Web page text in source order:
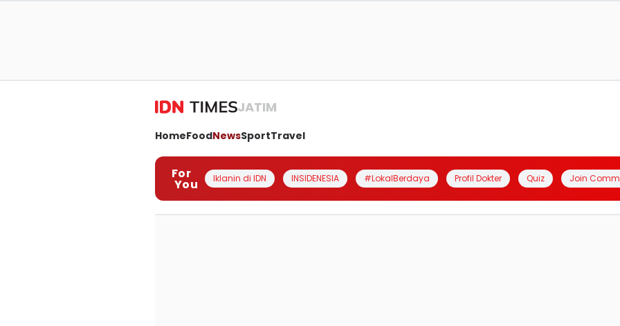
JATIM
HomeFoodNewsSportTravel
For
You Iklanin di IDN INSIDENESIA #LokalBerdaya Profil Dokter Quiz Join